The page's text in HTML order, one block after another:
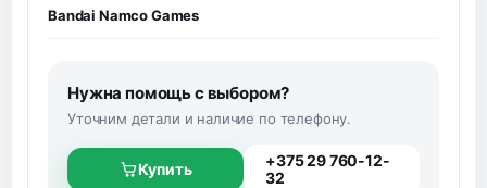
Bandai Namco Games
Нужна помощь с выбором?
Уточним детали и наличие по телефону.
Купить
+375 29 760-12-
32